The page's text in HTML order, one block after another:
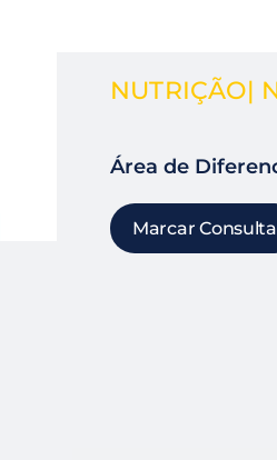
NUTRIÇÃO|
Área de
Marcar Consulta